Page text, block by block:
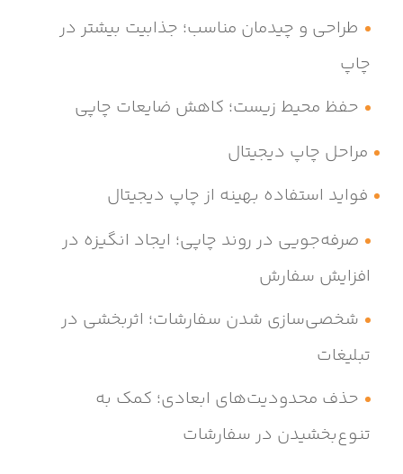
طراحی و چیدمان مناسب؛ جذابیت بیشتر در
چاپ
حفظ محیط زیست؛ کاهش ضایعات چاپی
مراحل چاپ دیجیتال
فواید استفاده بهینه از چاپ دیجیتال
صرفه‌جویی در روند چاپی؛ ایجاد انگیزه در
افزایش سفارش
شخصی‌سازی شدن سفارشات؛ اثربخشی در
تبلیغات
حذف محدودیت‌های ابعادی؛ کمک به
تنوع‌بخشیدن در سفارشات